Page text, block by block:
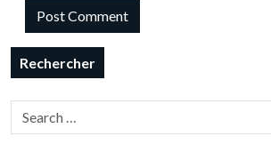
Rechercher